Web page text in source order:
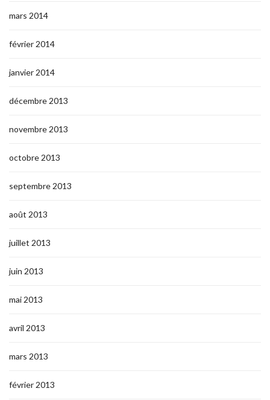
mars 2014
février 2014
janvier 2014
décembre 2013
novembre 2013
octobre 2013
septembre 2013
août 2013
juillet 2013
juin 2013
mai 2013
avril 2013
mars 2013
février 2013